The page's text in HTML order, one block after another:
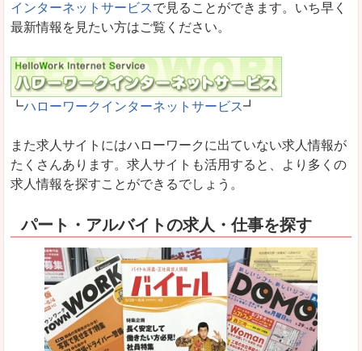
インターネットサービスで見ることができます。いち早く
最新情報を見たい方はご覧ください。
┗ハローワークインターネットサービス┛
また求人サイトにはハローワークに出ていない求人情報が
たくさんあります。求人サイトも活用すると、より多くの
求人情報を探すことができるでしょう。
パート・アルバイトの求人・仕事を探す